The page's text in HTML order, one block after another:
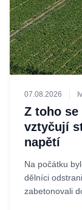
07.08.2026
Z toho se
vztyčují
napětí
Na počátku
dělníci
zabetonovali